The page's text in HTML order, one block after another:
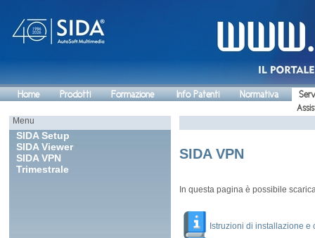
Home Prodotti Formazione Info Patenti Normativa
Menu
SIDA Setup
SIDA Viewer
SIDA VPN
Trimestrale
SIDA VPN
In questa pagina è possibile
Istruzioni di installazione e